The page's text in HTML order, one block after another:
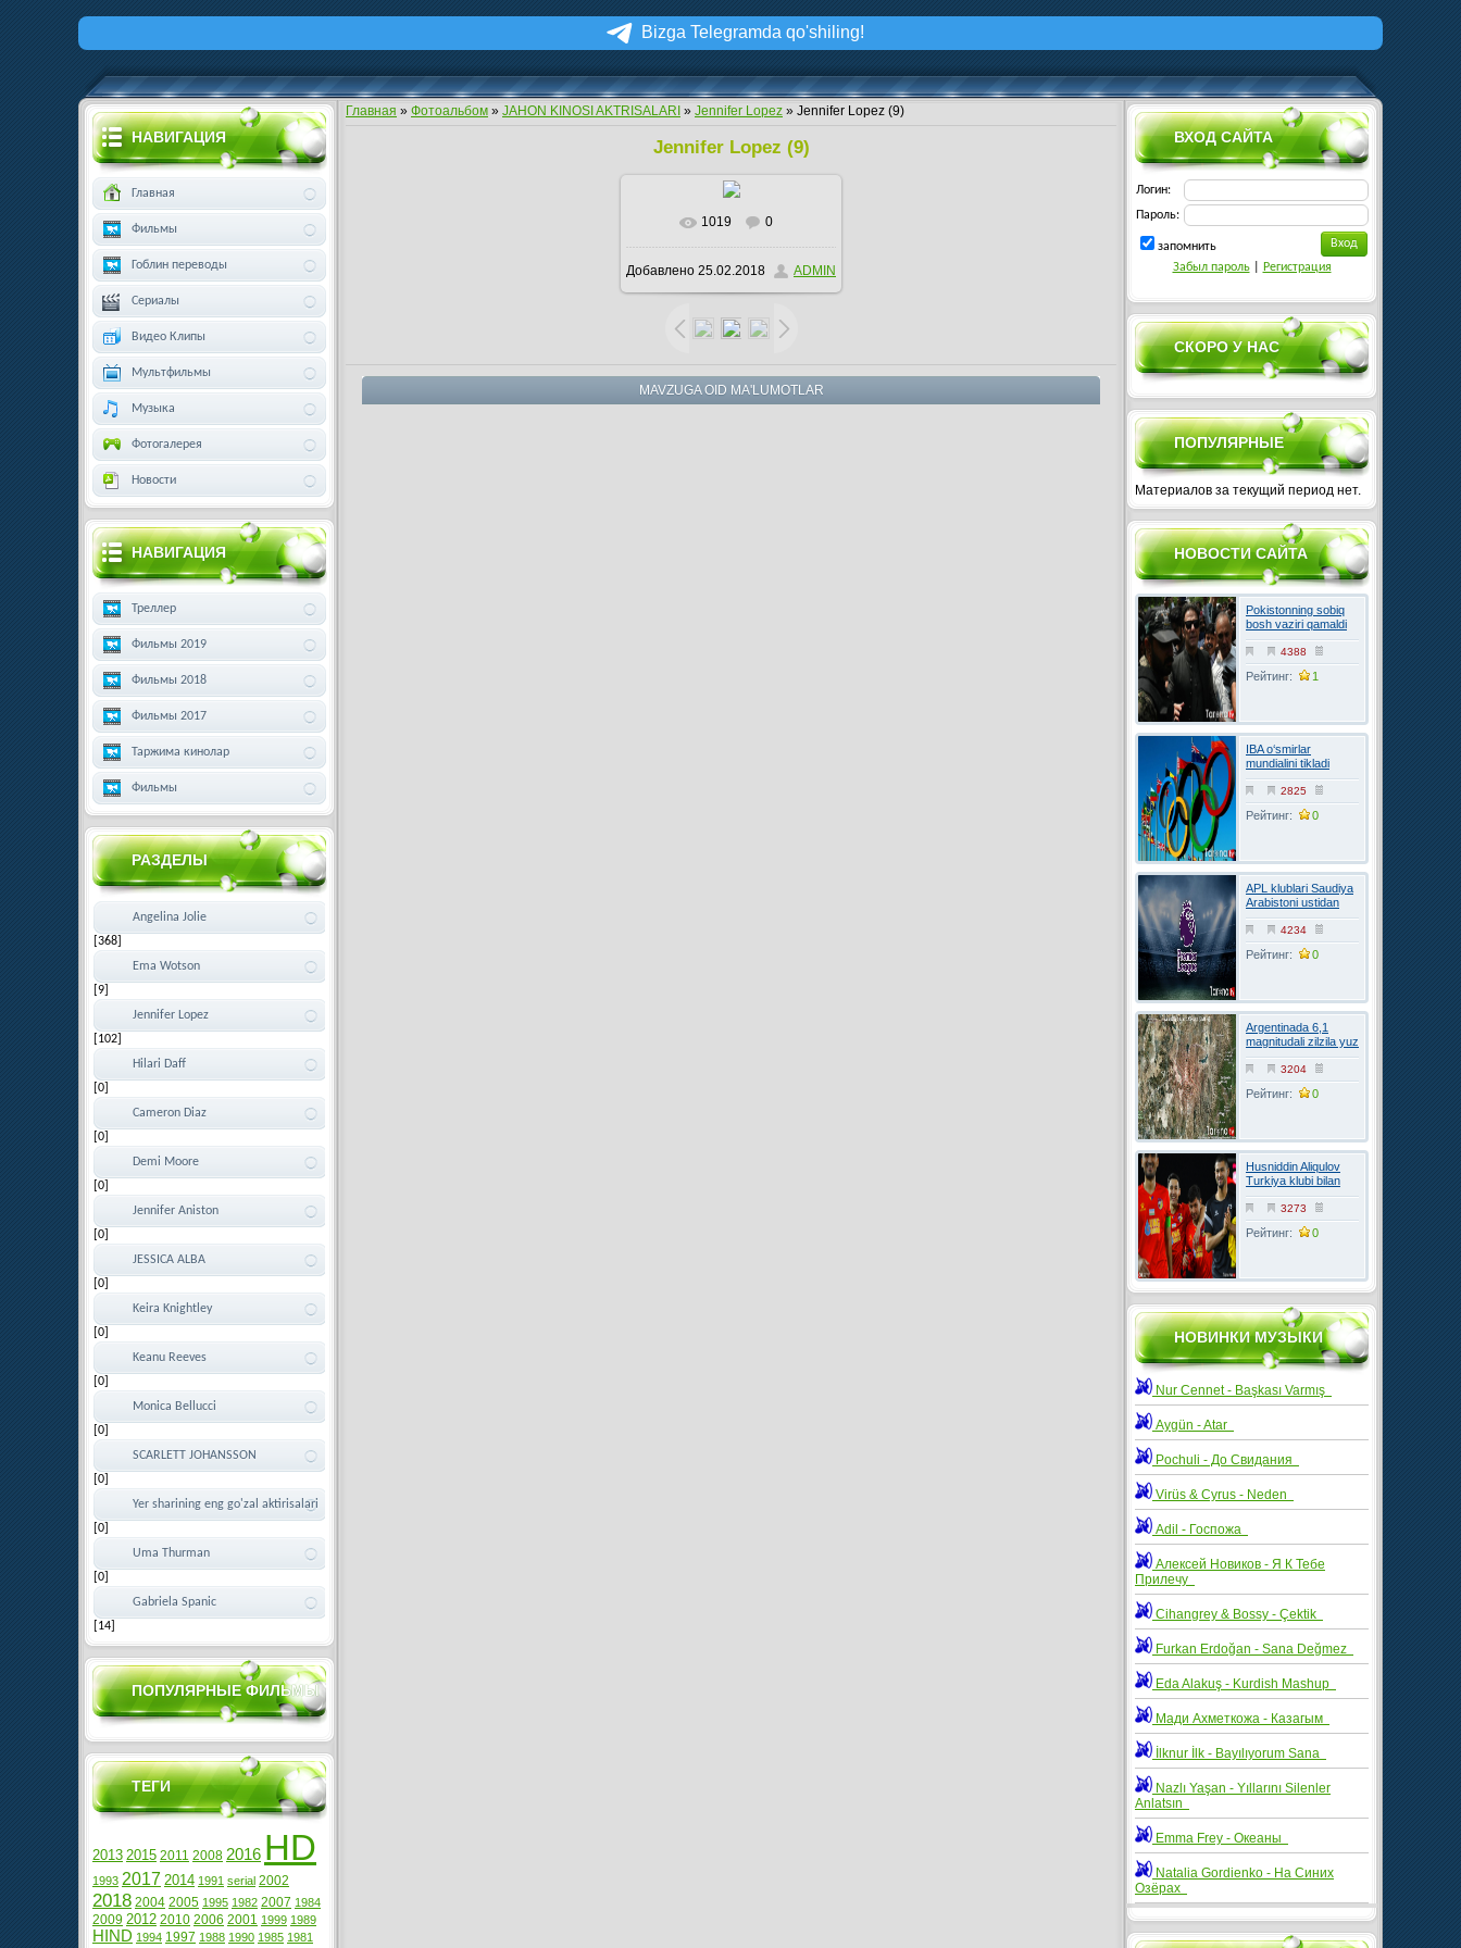
Bizga Telegramda qo'shiling!
Главная » Фотоальбом » JAHON KINOSI AKTRISALARI » Jennifer Lopez » Jennifer Lopez (9)
Jennifer Lopez (9)
В реальном размере
1024x768/ 399.1Kb
1019 0
Добавлено 25.02.2018 ADMIN
MAVZUGA OID MA'LUMOTLAR
ВХОД САЙТА
Логин:
Пароль:
запомнить
Забыл пароль| Регистрация
СКОРО У НАС
ПОПУЛЯРНЫЕ
Материалов за текущий период нет.
НОВОСТИ САЙТА
Pokistonning sobiq
bosh vaziri qamaldi
4388
Рейтинг: 1
IBA o‘smirlar
mundialini tikladi
2825
Рейтинг: 0
APL klublari Saudiya
Arabistoni ustidan
FIFAga shikoyat
qilmoqchi4234
Рейтинг: 0
Argentinada 6,1
magnitudali zilzila yuz
berdi
3204
Рейтинг: 0
Husniddin Aliqulov
Turkiya klubi bilan
kelishuvga erishdi
3273
Рейтинг: 0
НОВИНКИ МУЗЫКИ
Nur Cennet - Başkası Varmış
Aygün - Atar
Pochuli - До Свидания
Virüs & Cyrus - Neden
Adil - Госпожа
Алексей Новиков - Я К Тебе
Прилечу
Cihangrey & Bossy - Çektik
Furkan Erdoğan - Sana Değmez
Eda Alakuş - Kurdish Mashup
Мади Ахметкожа - Казагым
İlknur İlk - Bayılıyorum Sana
Nazlı Yaşan - Yıllarını Silenler
Anlatsın
Emma Frey - Океаны
Natalia Gordienko - На Синих
Озёрах
НАВИГАЦИЯ
Главная
Фильмы
Гоблин переводы
Сериалы
Видео Клипы
Мультфильмы
Музыка
Фотогалерея
Новости
НАВИГАЦИЯ
Треллер
Фильмы 2019
Фильмы 2018
Фильмы 2017
Таржима кинолар
Фильмы
РАЗДЕЛЫ
Angelina Jolie
[368]
Ema Wotson
[9]
Jennifer Lopez
[102]
Hilari Daff
[0]
Cameron Diaz
[0]
Demi Moore
[0]
Jennifer Aniston
[0]
JESSICA ALBA
[0]
Keira Knightley
[0]
Keanu Reeves
[0]
Monica Bellucci
[0]
SCARLETT JOHANSSON
[0]
Yer sharining eng go'zal aktirisalari
[0]
Uma Thurman
[0]
Gabriela Spanic
[14]
ПОПУЛЯРНЫЕ ФИЛЬМЫ
ТЕГИ
2013 2015 2011 2008 2016 HD
1993 2017 2014 1991 serial 2002
2018 2004 2005 1995 1982 2007 1984
2009 2012 2010 2006 2001 1999 1989
HIND 1994 1997 1988 1990 1985 1981